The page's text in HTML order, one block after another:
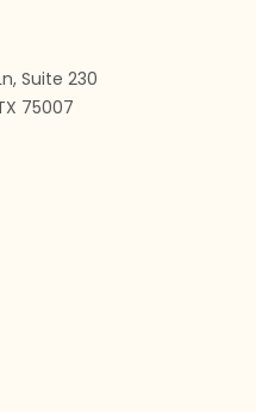
Suite 230
75007